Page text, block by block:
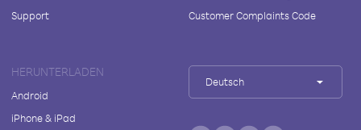
Support
Customer Complaints Code
HERUNTERLADEN
Android
iPhone & iPad
Deutsch